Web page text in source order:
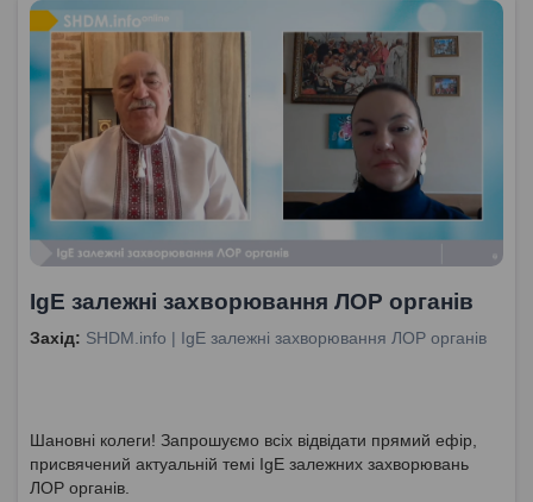
IgE залежні захворювання ЛОР органів
Захід: SHDM.info | IgE залежні захворювання ЛОР органів
Шановні колеги! Запрошуємо всіх відвідати прямий ефір,
присвячений актуальній темі IgE залежних захворювань
ЛОР органів.